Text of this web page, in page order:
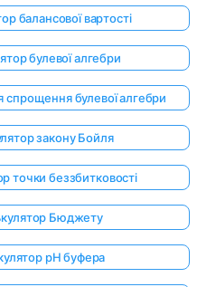
балансової вартості
булевої алгебри
спрощення булевої алгебри
закону Бойля
точки беззбитковості
Бюджету
pH буфера